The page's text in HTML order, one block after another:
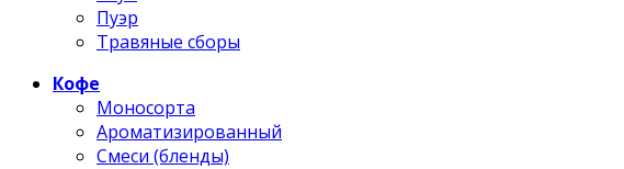
Пуэр
Травяные сборы
Кофе
Моносорта
Ароматизированный
Смеси (бленды)